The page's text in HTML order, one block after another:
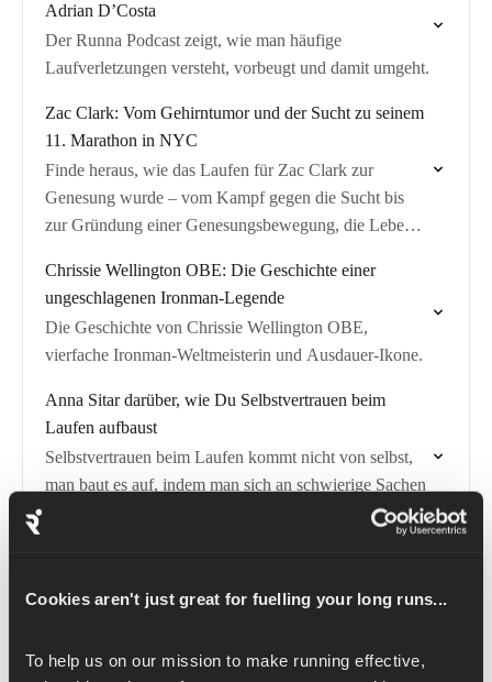
Cookies aren't just great for fuelling your long runs...
To help us on our mission to make running effective,
Adrian D’Costa
Der Runna Podcast zeigt, wie man häufige
Laufverletzungen versteht, vorbeugt und damit umgeht.
Zac Clark: Vom Gehirntumor und der Sucht zu seinem
11. Marathon in NYC
Finde heraus, wie das Laufen für Zac Clark zur
Genesung wurde – vom Kampf gegen die Sucht bis
zur Gründung einer Genesungsbewegung, die Leben
Chrissie Wellington OBE: Die Geschichte einer
ungeschlagenen Ironman-Legende
Die Geschichte von Chrissie Wellington OBE,
vierfache Ironman-Weltmeisterin und Ausdauer-Ikone.
Anna Sitar darüber, wie Du Selbstvertrauen beim
Laufen aufbaust
Selbstvertrauen beim Laufen kommt nicht von selbst,
man baut es auf, indem man sich an schwierige Sachen
ranwagt. Anna Sitar erzählt im Podcast „The Runna
Roman Kemp spricht über seine Rückkehr zum Laufen
zu finden.